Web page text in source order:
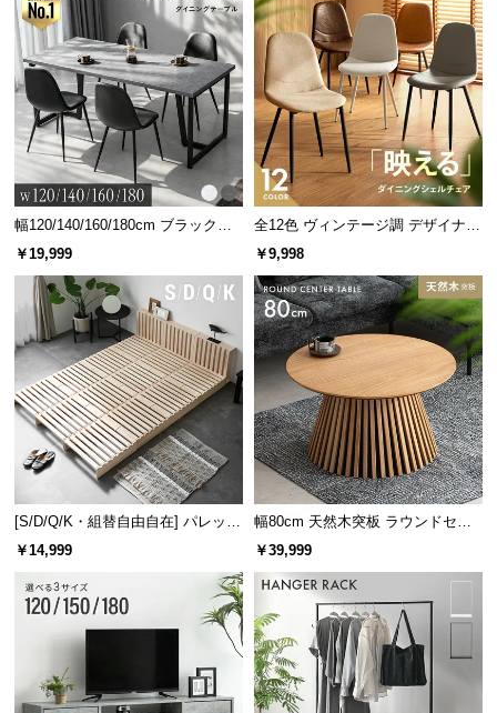
幅120/140/160/180cm ブラックフ
レーム ダイニング 大理石調 4人掛
￥19,999
全12色 ヴィンテージ調 デザイナー
ズシェルチェア
￥9,998
[S/D/Q/K・組替自由自在] パレット
ベッド 8/12/16枚セット
￥14,999
幅80cm 天然木突板 ラウンドセン
ターテーブル 美しい格子デザイン
￥39,999